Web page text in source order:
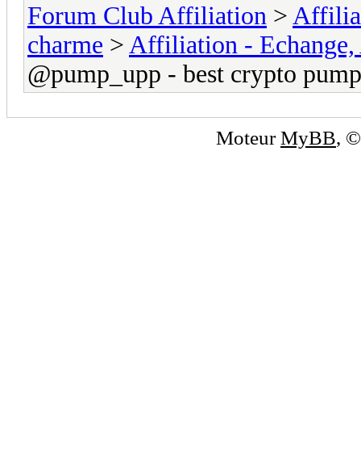
Forum Club Affiliation >
charme > Affiliation - Echange,
@pump_upp - best crypto
MoteurMyBB,